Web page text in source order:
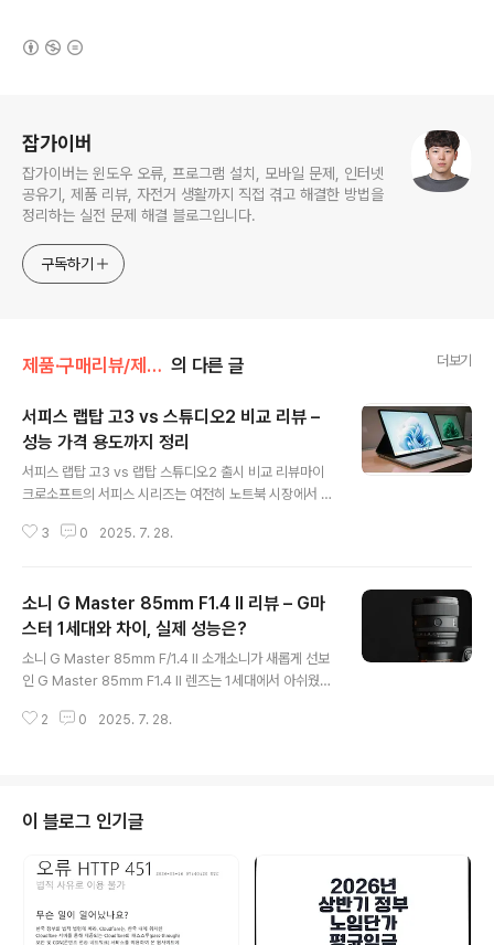
잡가이버
잡가이버는 윈도우 오류, 프로그램 설치, 모바일 문제, 인터넷
공유기, 제품 리뷰, 자전거 생활까지 직접 겪고 해결한 방법을
정리하는 실전 문제 해결 블로그입니다.
구독하기
제품·구매리뷰/제품리뷰 의 다른 글 더보기
서피스 랩탑 고3 vs 스튜디오2 비교 리뷰 –
성능 가격 용도까지 정리
서피스 랩탑 고3 vs 랩탑 스튜디오2 출시 비교 리뷰마이
크로소프트의 서피스 시리즈는 여전히 노트북 시장에서 디
잡고 있습니다. 특히 작년 하반기부터 주목받고 있는 서피
스 랩탑 고3는 얇고 가벼운 바디에 인텔 12세대 프로세서
를 탑재해 가성비 중심의 학생·사무용 노트북으로 적합하
며, 반면 스튜디오2는 고사양 CPU와 NVIDIA GPU, 햅틱
터치패드, 다용도 힌지 디스플레이까지 갖춘 전문가용 크
리에이티브 머신으로 설계되었습니다.그럼 단순한 스펙 비
교를 넘어서, 실제 사용 환경에서 체감되는 성능과 휴대성,
3 0 2025. 7. 28.
소니 G Master 85mm F1.4 II 리뷰 – G마
스터 1세대와 차이, 실제 성능은?
소니 G Master 85mm F/1.4 II 소개소니가 새롭게 선보
인 G Master 85mm F1.4 II 렌즈는 1세대에서 아쉬웠던
고 있습니다. 소니 풀프레임 미러리스 바디에 최적화된 이
를 보여주는데, 개선된 포커스 브리딩 억제 성능은 물론, 최
신 소니 바디와의 호흡에서 오는 부드러운 연동감은 기존 1
세대와는 분명한 차이를 체감하게 합니다.인물사진이나 웨
딩, 이벤트 촬영을 자주 하는 분이라면, 보케 품질과 휴대
성, 그리고 실사용에서의 신뢰도를 종합적으로 따져볼 때
분명한 업그레..
2 0 2025. 7. 28.
이 블로그 인기글